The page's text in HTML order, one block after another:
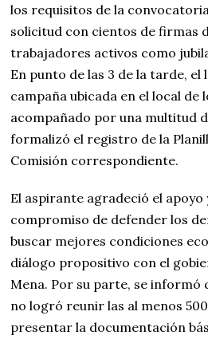
los requisitos de la
solicitud con cientos de firmas
trabajadores activos como
En punto de las 3 de la tarde, el
campaña ubicada en el local de
acompañado por una multitud
formalizó el registro de la
Comisión correspondiente.
El aspirante agradeció el
compromiso de defender los
buscar mejores condiciones
diálogo propositivo con el
Mena. Por su parte, se informó
no logró reunir las al menos
presentar la documentación